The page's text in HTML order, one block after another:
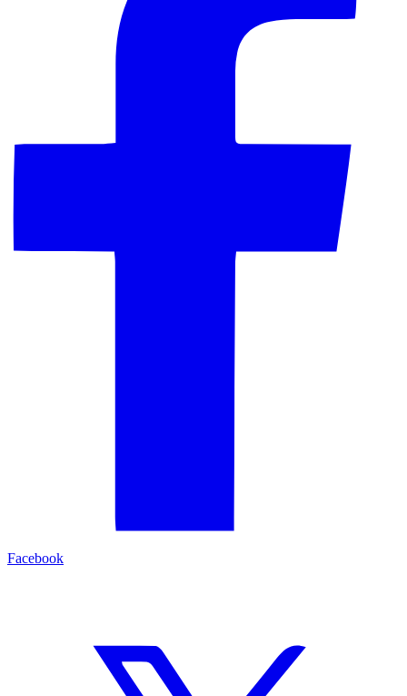
Facebook